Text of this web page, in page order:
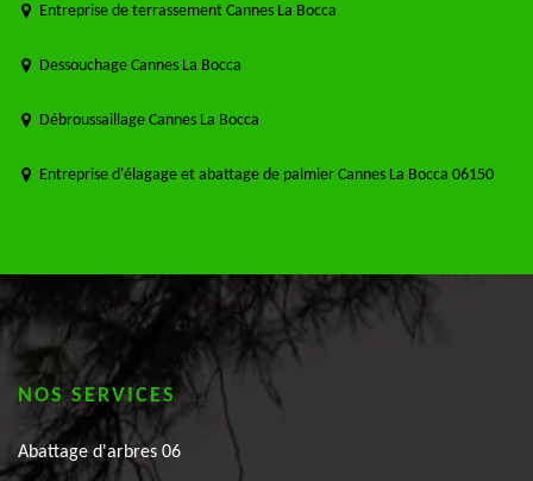
Entreprise de terrassement Cannes La Bocca
Dessouchage Cannes La Bocca
Débroussaillage Cannes La Bocca
Entreprise d'élagage et abattage de palmier Cannes La Bocca 06150
NOS SERVICES
Abattage d'arbres 06